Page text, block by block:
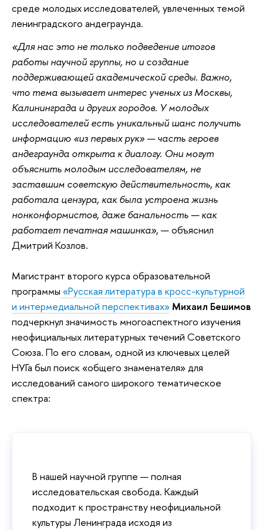
среде молодых исследователей, увлеченных темой
ленинградского андеграунда.
«Для нас это не только подведение итогов
работы научной группы, но и создание
поддерживающей академической среды. Важно,
что тема вызывает интерес ученых из Москвы,
Калининграда и других городов. У молодых
исследователей есть уникальный шанс получить
информацию «из первых рук» — часть героев
андеграунда открыта к диалогу. Они могут
объяснить молодым исследователям, не
заставшим советскую действительность, как
работала цензура, как была устроена жизнь
нонконформистов, даже банальность — как
работает печатная машинка», — объяснил
Дмитрий Козлов.
Магистрант второго курса образовательной
программы «Русская литература в кросс-культурной
и интермедиальной перспективах» Михаил Бешимов
подчеркнул значимость многоаспектного изучения
неофициальных литературных течений Советского
Союза. По его словам, одной из ключевых целей
НУГа был поиск «общего знаменателя» для
исследований самого широкого тематическое
спектра:
В нашей научной группе — полная
исследовательская свобода. Каждый
подходит к пространству неофициальной
культуры Ленинграда исходя из